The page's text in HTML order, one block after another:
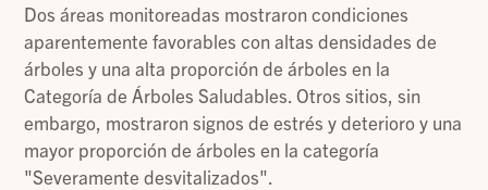
Dos áreas monitoreadas mostraron condiciones
aparentemente favorables con altas densidades de
árboles y una alta proporción de árboles en la
Categoría de Árboles Saludables. Otros sitios, sin
embargo, mostraron signos de estrés y deterioro y una
mayor proporción de árboles en la categoría
"Severamente desvitalizados".